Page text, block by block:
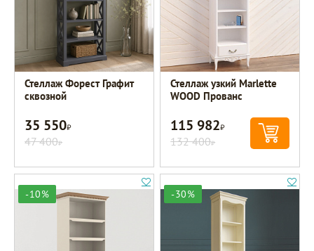
Стеллаж Форест Графит
сквозной
35 550Р
47 400Р
Стеллаж узкий Marlette
WOOD Прованс
115 982Р
132 400Р
-10% -30%